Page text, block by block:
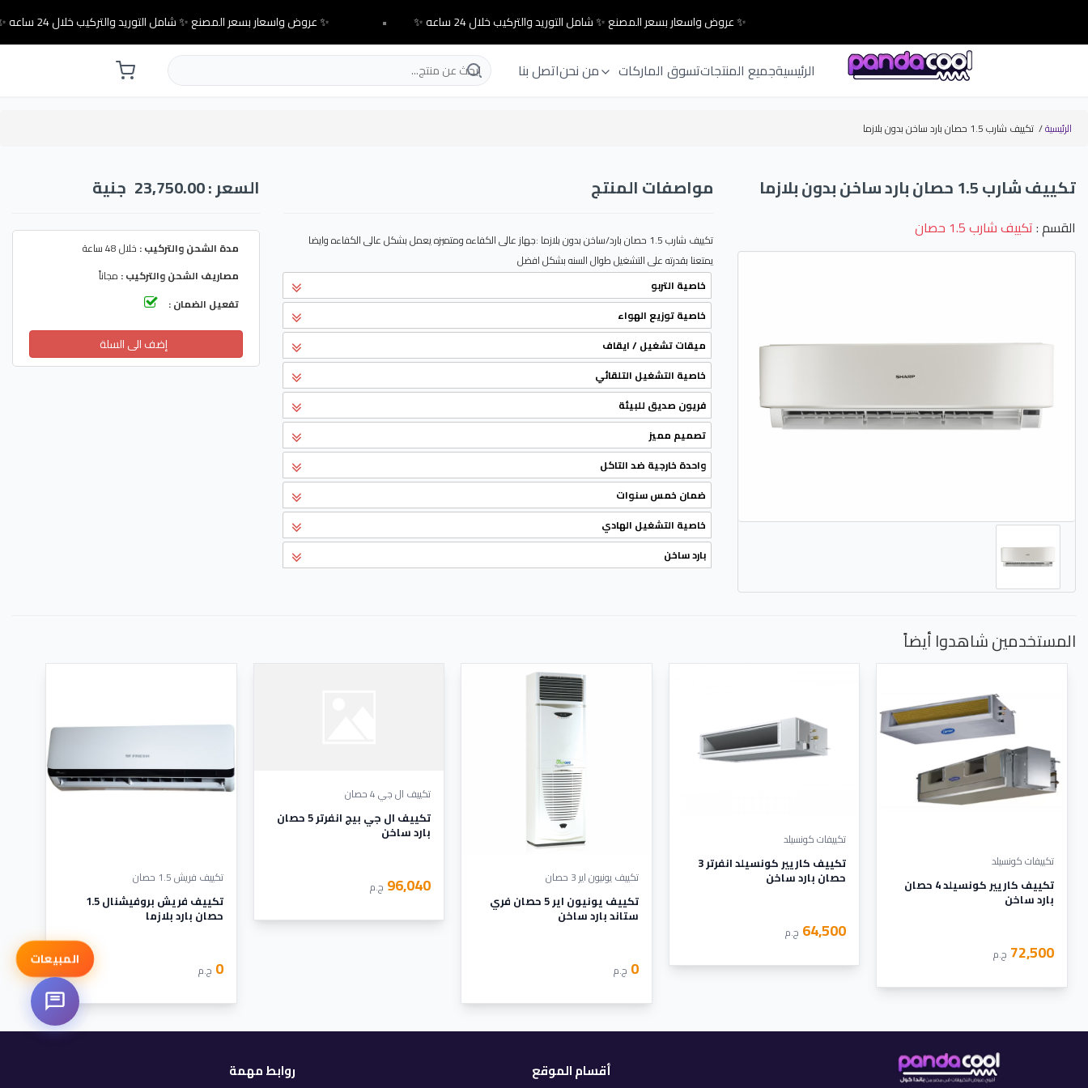
✨ عروض واسعار بسعر المصنع ✨ شامل التوريد والتركيب خلال 24 ساعه ✨ ✨ عروض واسعار بسعر المصنع ✨ شامل التوريد والتركيب خلال 24 ساعه ✨ •
الرئيسيةجميع المنتجاتتسوق الماركات من نحناتصل بنا
الرئيسية/ تكييف شارب 1.5 حصان بارد ساخن بدون بلازما
تكييف شارب 1.5 حصان بارد ساخن بدون بلازما
القسم :تكييف شارب 1.5 حصان
مواصفات المنتج
تكييف شارب 1.5 حصان بارد/ساخن بدون بلازما :جهاز عالى الكفاءه ومتميزه يعمل بشكل عالى الكفاءه وايضا
يمتعنا بقدرته على التشغيل طوال السنه بشكل افضل
بارد ساخن
خاصية التشغيل الهادي
ضمان خمس سنوات
واحدة خارجية ضد التاكل
تصميم مميز
فريون صديق للبيئة
خاصية التشغيل التلقائي
ميقات تشغيل / ايقاف
خاصية توزيع الهواء
خاصية التربو
السعر : 23,750.00 جنية
مدة الشحن والتركيب : خلال 48 ساعة
مصاريف الشحن والتركيب : مجاناً
تفعيل الضمان :
إضف الى السلة
المستخدمين شاهدوا أيضاً
تكييفات كونسيلد
تكييف كاريير كونسيلد 4 حصان
بارد ساخن
72,500 ج.م
تكييفات كونسيلد
تكييف كاريير كونسيلد انفرتر 3
حصان بارد ساخن
64,500 ج.م
تكييف يونيون اير 3 حصان
تكييف يونيون اير 5 حصان فري
ستاند بارد ساخن
0 ج.م
تكييف ال جي 4 حصان
تكييف ال جي بيج انفرتر 5 حصان
بارد ساخن
96,040 ج.م
تكييف فريش 1.5 حصان
تكييف فريش بروفيشنال 1.5
حصان بارد بلازما
0 ج.م
أقسام الموقع روابط مهمة
المبيعات